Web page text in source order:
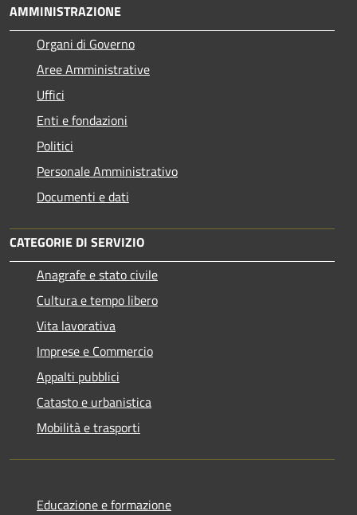
AMMINISTRAZIONE
Organi di Governo
Aree Amministrative
Uffici
Enti e fondazioni
Politici
Personale Amministrativo
Documenti e dati
CATEGORIE DI SERVIZIO
Anagrafe e stato civile
Cultura e tempo libero
Vita lavorativa
Imprese e Commercio
Appalti pubblici
Catasto e urbanistica
Mobilità e trasporti
Educazione e formazione